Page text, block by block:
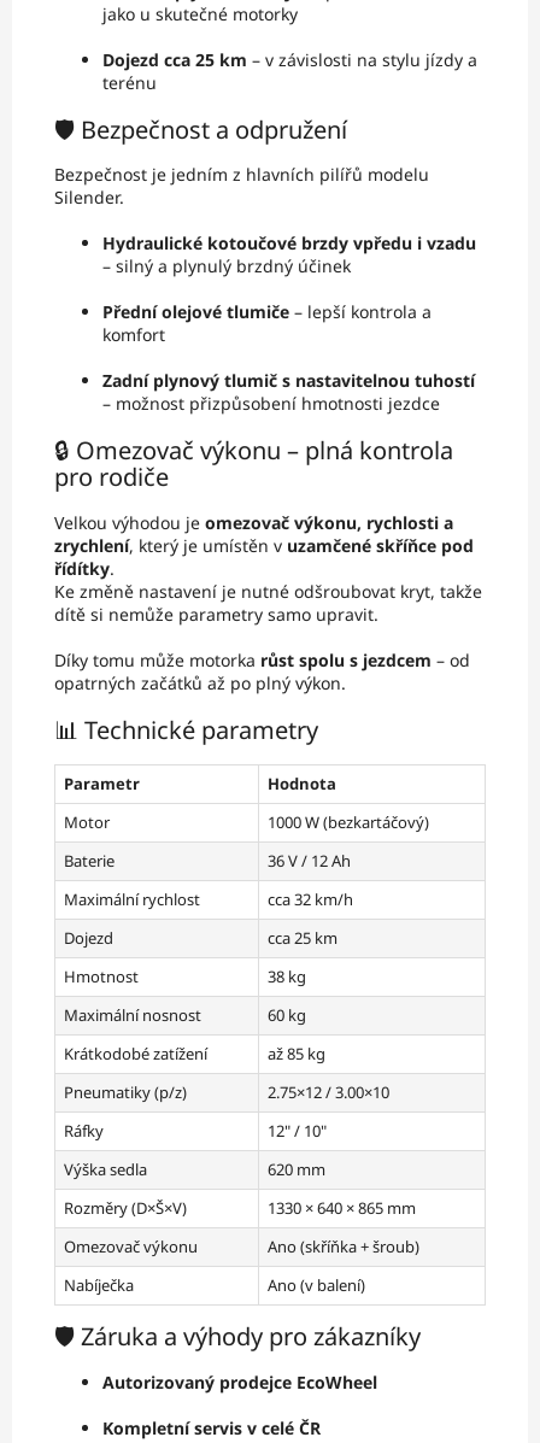
jako u skutečné motorky
Dojezd cca 25 km – v závislosti na stylu jízdy a
terénu
🛡️ Bezpečnost a odpružení
Bezpečnost je jedním z hlavních pilířů modelu
Silender.
Hydraulické kotoučové brzdy vpředu i vzadu
– silný a plynulý brzdný účinek
Přední olejové tlumiče – lepší kontrola a
komfort
Zadní plynový tlumič s nastavitelnou tuhostí
– možnost přizpůsobení hmotnosti jezdce
🔒 Omezovač výkonu – plná kontrola
pro rodiče
Velkou výhodou je omezovač výkonu, rychlosti a
zrychlení, který je umístěn v uzamčené skříňce pod
řídítky.
Ke změně nastavení je nutné odšroubovat kryt, takže
dítě si nemůže parametry samo upravit.
Díky tomu může motorka růst spolu s jezdcem – od
opatrných začátků až po plný výkon.
📊 Technické parametry
Parametr
Hodnota
Motor
1000 W (bezkartáčový)
Baterie
36 V / 12 Ah
Maximální rychlost
cca 32 km/h
Dojezd
cca 25 km
Hmotnost
38 kg
Maximální nosnost
60 kg
Krátkodobé zatížení
až 85 kg
Pneumatiky (p/z)
2.75×12 / 3.00×10
Ráfky
12" / 10"
Výška sedla
620 mm
Rozměry (D×Š×V)
1330 × 640 × 865 mm
Omezovač výkonu
Ano (skříňka + šroub)
Nabíječka
Ano (v balení)
🛡️ Záruka a výhody pro zákazníky
Autorizovaný prodejce EcoWheel
Kompletní servis v celé ČR